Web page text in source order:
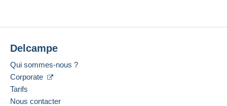
Delcampe
Qui sommes-nous ?
Corporate
Tarifs
Nous contacter